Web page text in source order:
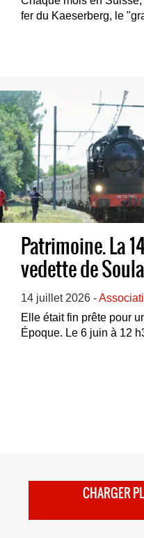
fer du Kaeserberg, le
Patrimoine. La
vedette de
14 juillet 2026 -
Elle était fin prête pour
Époque. Le 6 juin à 12
CHARGER